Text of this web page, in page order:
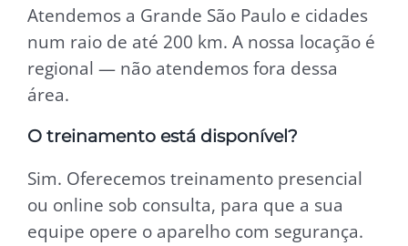
Atendemos a Grande São Paulo e cidades
num raio de até 200 km. A nossa locação é
regional — não atendemos fora dessa
área.
O treinamento está disponível?
Sim. Oferecemos treinamento presencial
ou online sob consulta, para que a sua
equipe opere o aparelho com segurança.